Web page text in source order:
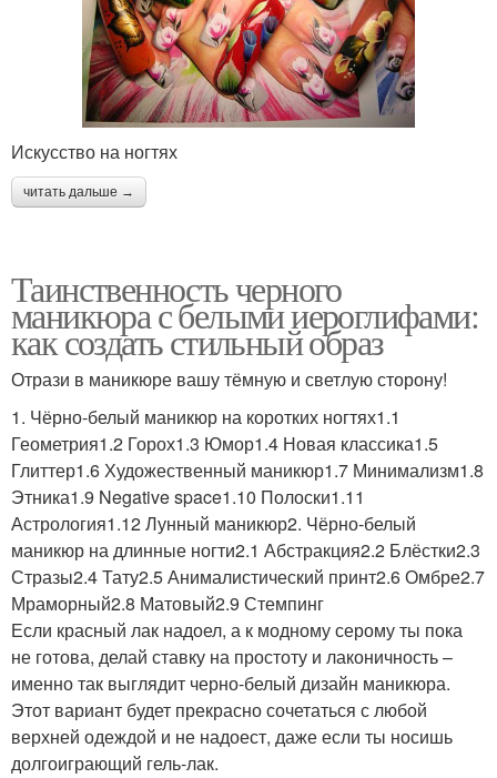
Искусство на ногтях
читать дальше →
Таинственность черного
маникюра с белыми иероглифами:
как создать стильный образ
Отрази в маникюре вашу тёмную и светлую сторону!
1. Чёрно-белый маникюр на коротких ногтях1.1
Геометрия1.2 Горох1.3 Юмор1.4 Новая классика1.5
Глиттер1.6 Художественный маникюр1.7 Минимализм1.8
Этника1.9 Negative space1.10 Полоски1.11
Астрология1.12 Лунный маникюр2. Чёрно-белый
маникюр на длинные ногти2.1 Абстракция2.2 Блёстки2.3
Стразы2.4 Тату2.5 Анималистический принт2.6 Омбре2.7
Мраморный2.8 Матовый2.9 Стемпинг
Если красный лак надоел, а к модному серому ты пока
не готова, делай ставку на простоту и лаконичность –
именно так выглядит черно-белый дизайн маникюра.
Этот вариант будет прекрасно сочетаться с любой
верхней одеждой и не надоест, даже если ты носишь
долгоиграющий гель-лак.